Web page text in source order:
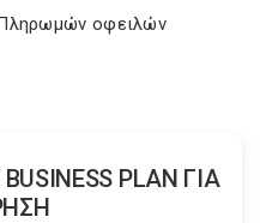
οφειλών
PLAN ΓΙΑ